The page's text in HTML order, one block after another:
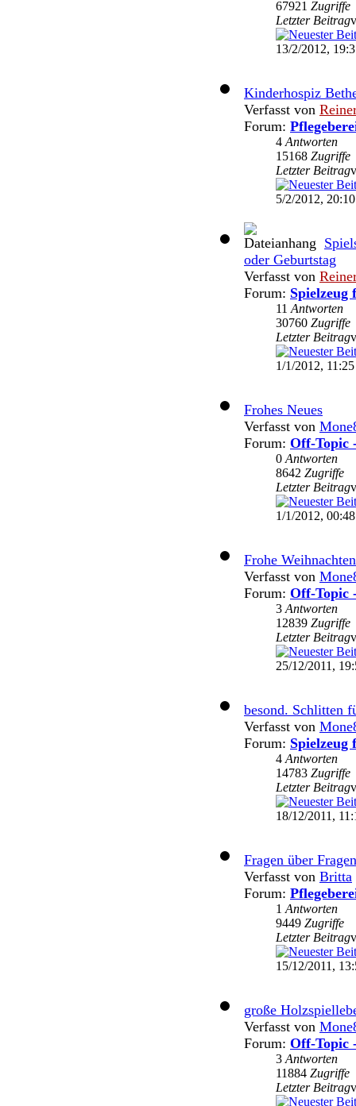
67921 Zugriffe
Letzter Beitrag
13/2/2012,
Kinderhospiz
Verfasst von
Forum:
4 Antworten
15168 Zugriffe
Letzter Beitrag
5/2/2012, 20:10
oder Geburtstag
Verfasst von
Forum: Spielzeug
11 Antworten
30760 Zugriffe
Letzter Beitrag
1/1/2012, 11:25
Frohes Neues
Verfasst von
Forum: Off-Topic
0 Antworten
8642 Zugriffe
Letzter Beitrag
1/1/2012, 00:48
Frohe Weihnachten
Verfasst von
Forum: Off-Topic
3 Antworten
12839 Zugriffe
Letzter Beitrag
25/12/2011,
besond. Schlitten
Verfasst von
Forum: Spielzeug
4 Antworten
14783 Zugriffe
Letzter Beitrag
18/12/2011,
Fragen über
Verfasst von Britta
Forum:
1 Antworten
9449 Zugriffe
Letzter Beitrag
15/12/2011,
große
Verfasst von
Forum: Off-Topic
3 Antworten
11884 Zugriffe
Letzter Beitrag